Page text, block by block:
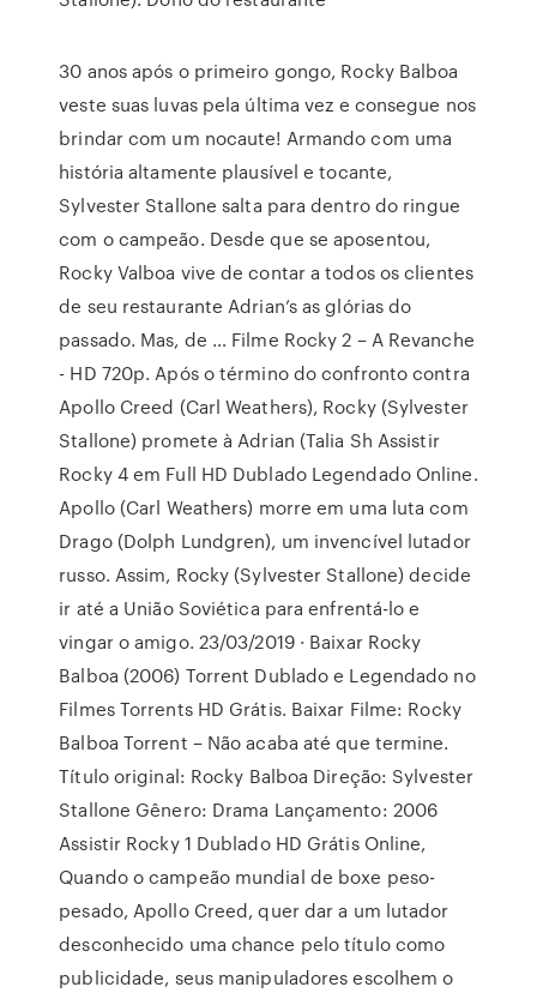
30 anos após o primeiro gongo, Rocky Balboa
veste suas luvas pela última vez e consegue nos
brindar com um nocaute! Armando com uma
história altamente plausível e tocante,
Sylvester Stallone salta para dentro do ringue
com o campeão. Desde que se aposentou,
Rocky Valboa vive de contar a todos os clientes
de seu restaurante Adrian’s as glórias do
passado. Mas, de … Filme Rocky 2 – A Revanche
- HD 720p. Após o término do confronto contra
Apollo Creed (Carl Weathers), Rocky (Sylvester
Stallone) promete à Adrian (Talia Sh Assistir
Rocky 4 em Full HD Dublado Legendado Online.
Apollo (Carl Weathers) morre em uma luta com
Drago (Dolph Lundgren), um invencível lutador
russo. Assim, Rocky (Sylvester Stallone) decide
ir até a União Soviética para enfrentá-lo e
vingar o amigo. 23/03/2019 · Baixar Rocky
Balboa (2006) Torrent Dublado e Legendado no
Filmes Torrents HD Grátis. Baixar Filme: Rocky
Balboa Torrent – Não acaba até que termine.
Título original: Rocky Balboa Direção: Sylvester
Stallone Gênero: Drama Lançamento: 2006
Assistir Rocky 1 Dublado HD Grátis Online,
Quando o campeão mundial de boxe peso-
pesado, Apollo Creed, quer dar a um lutador
desconhecido uma chance pelo título como
publicidade, seus manipuladores escolhem o